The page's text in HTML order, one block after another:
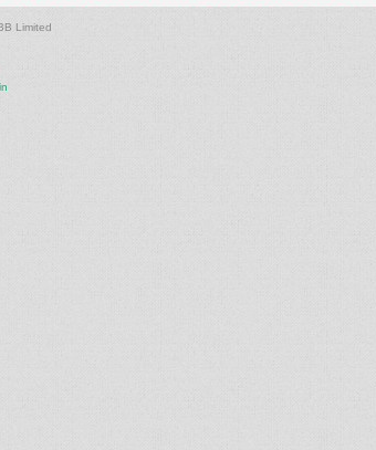
Limited